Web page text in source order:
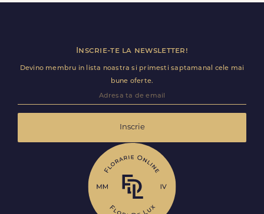
livrare pentru Bârz.
Inscrie-te la newsletter!
Devino membru in lista noastra si primesti saptamanal cele mai
bune oferte.
Inscrie